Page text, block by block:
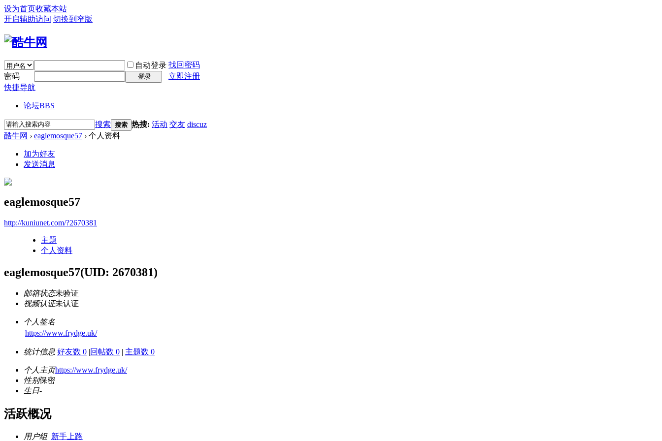
设为首页收藏本站
开启辅助访问 切换到窄版
自动登录 找回密码
密码
登录
立即注册
快捷导航
论坛BBS
搜索 搜索 热搜: 活动 交友 discuz
酷牛网 › eaglemosque57 › 个人资料
加为好友
发送消息
eaglemosque57
http://kuniunet.com/?2670381
主题
个人资料
eaglemosque57(UID: 2670381)
邮箱状态未验证
视频认证未认证
个人签名
https://www.frydge.uk/
统计信息 好友数 0 |回帖数 0 | 主题数 0
个人主页https://www.frydge.uk/
性别保密
生日-
活跃概况
用户组 新手上路